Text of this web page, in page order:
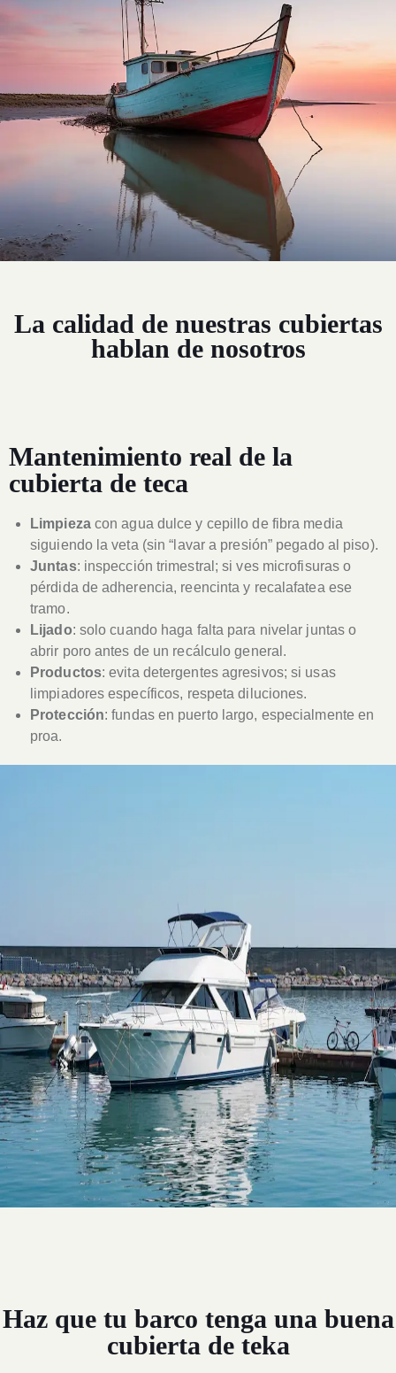
La calidad de nuestras cubiertas
hablan de nosotros
Mantenimiento real de la
cubierta de teca
Limpiezacon agua dulce y cepillo de fibra media
siguiendo la veta (sin “lavar a presión” pegado al piso).
Juntas: inspección trimestral; si ves microfisuras o
pérdida de adherencia, reencinta y recalafatea ese
tramo.
Lijado: solo cuando haga falta para nivelar juntas o
abrir poro antes de un recálculo general.
Productos: evita detergentes agresivos; si usas
limpiadores específicos, respeta diluciones.
Protección: fundas en puerto largo, especialmente en
proa.
Haz que tu barco tenga una buena
cubierta de teka